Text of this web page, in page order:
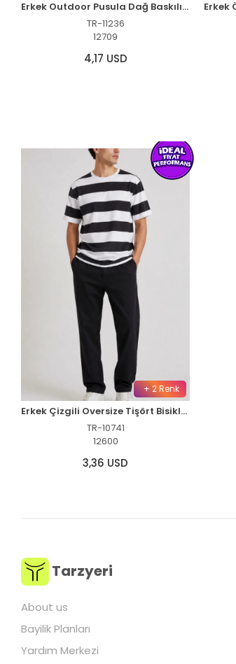
Erkek Outdoor Pusula Dağ Baskılı Kısa Kollu Oversize T-Shirt - Siyah
TR-11236
12709
4,17 USD
+ 2 Renk
Erkek Çizgili Oversize Tişört Bisiklet Yaka Kısa Kol Yazlık T-Shirt - Siyah
TR-10741
12600
3,36 USD
Tarzyeri
About us
Bayilik Planları
Yardım Merkezi